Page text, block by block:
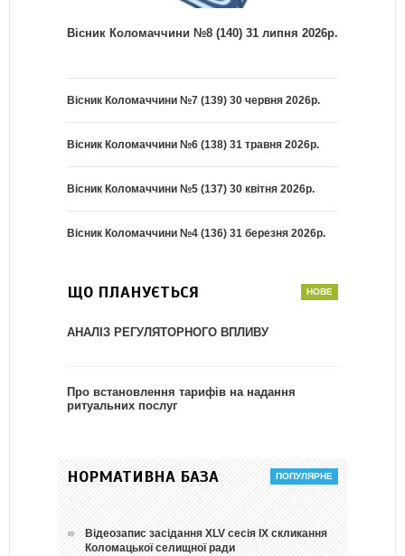
Вісник Коломаччини №8 (140) 31 липня 2026р.
Вісник Коломаччини №7 (139) 30 червня 2026р.
Вісник Коломаччини №6 (138) 31 травня 2026р.
Вісник Коломаччини №5 (137) 30 квітня 2026р.
Вісник Коломаччини №4 (136) 31 березня 2026р.
ЩО ПЛАНУЄТЬСЯ
АНАЛІЗ РЕГУЛЯТОРНОГО ВПЛИВУ
Про встановлення тарифів на надання
ритуальних послуг
НОРМАТИВНА БАЗА
Відеозапис засідання ХLV сесія ІХ скликання
Коломацької селищної ради